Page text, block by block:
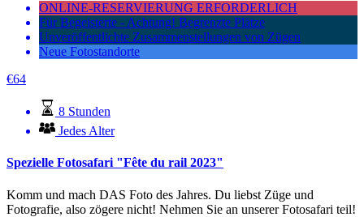
ONLINE-RESERVIERUNG ERFORDERLICH
Für Begeisterte - Achtung! Begrenzte Plätze
Unveröffentlichte Zusammenstellungen von Zügen
Neue Fotostandorte
€64
8 Stunden
Jedes Alter
Spezielle Fotosafari "Fête du rail 2023"
Komm und mach DAS Foto des Jahres. Du liebst Züge und
Fotografie, also zögere nicht! Nehmen Sie an unserer Fotosafari teil!